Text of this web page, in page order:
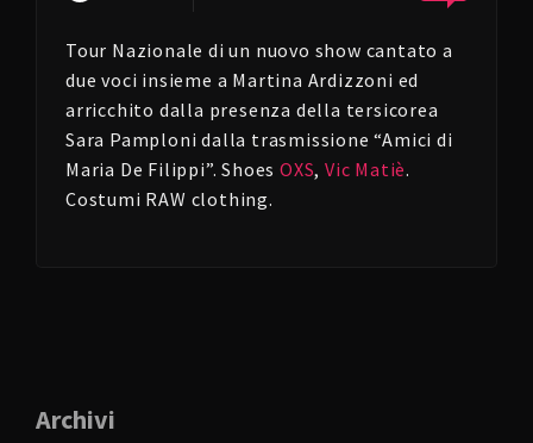
Tour Nazionale di un nuovo show cantato a
due voci insieme a Martina Ardizzoni ed
arricchito dalla presenza della tersicorea
Sara Pamploni dalla trasmissione “Amici di
Maria De Filippi”. ShoesOXS,Vic Matiè.
Costumi RAW clothing.
Archivi